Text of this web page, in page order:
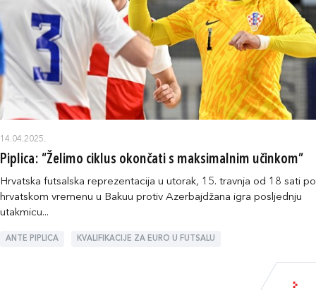
14.04.2025.
Piplica: “Želimo ciklus okončati s maksimalnim učinkom”
Hrvatska futsalska reprezentacija u utorak, 15. travnja od 18 sati po
hrvatskom vremenu u Bakuu protiv Azerbajdžana igra posljednju
utakmicu...
ANTE PIPLICA KVALIFIKACIJE ZA EURO U FUTSALU